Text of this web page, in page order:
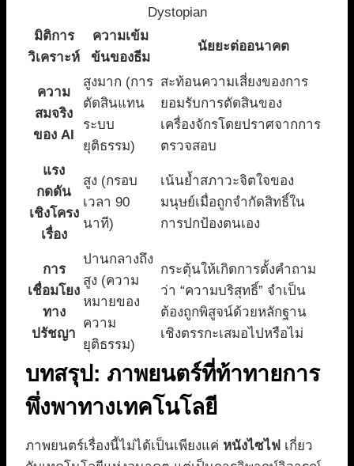
Dystopian
มิติการ
วิเคราะห์
ความเข้ม
ข้นของธีม
นัยยะต่ออนาคต
ความ
สมจริง
ของ AI
สูงมาก (การ
ตัดสินแทน
ระบบ
ยุติธรรม)
สะท้อนความเสี่ยงของการ
ยอมรับการตัดสินของ
เครื่องจักรโดยปราศจากการ
ตรวจสอบ
แรง
กดดัน
เชิงโครง
เรื่อง
สูง (กรอบ
เวลา 90
นาที)
เน้นย้ำสภาวะจิตใจของ
มนุษย์เมื่อถูกจำกัดสิทธิ์ใน
การปกป้องตนเอง
การ
เชื่อมโยง
ทาง
ปรัชญา
ปานกลางถึง
สูง (ความ
หมายของ
ความ
ยุติธรรม)
กระตุ้นให้เกิดการตั้งคำถาม
ว่า “ความบริสุทธิ์” จำเป็น
ต้องถูกพิสูจน์ด้วยหลักฐาน
เชิงตรรกะเสมอไปหรือไม่
บทสรุป: ภาพยนตร์ที่ท้าทายการ
พึ่งพาทางเทคโนโลยี
ภาพยนตร์เรื่องนี้ไม่ได้เป็นเพียงแค่ หนังไซไฟ เกี่ยว